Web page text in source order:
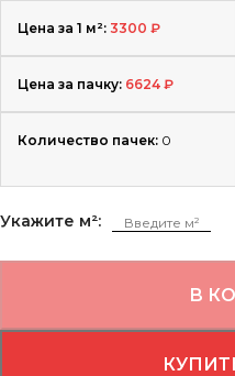
Цена за 1 м²: 3300 ₽
Цена за пачку: 6624 ₽
Количество пачек: 0
Укажите м²:
В